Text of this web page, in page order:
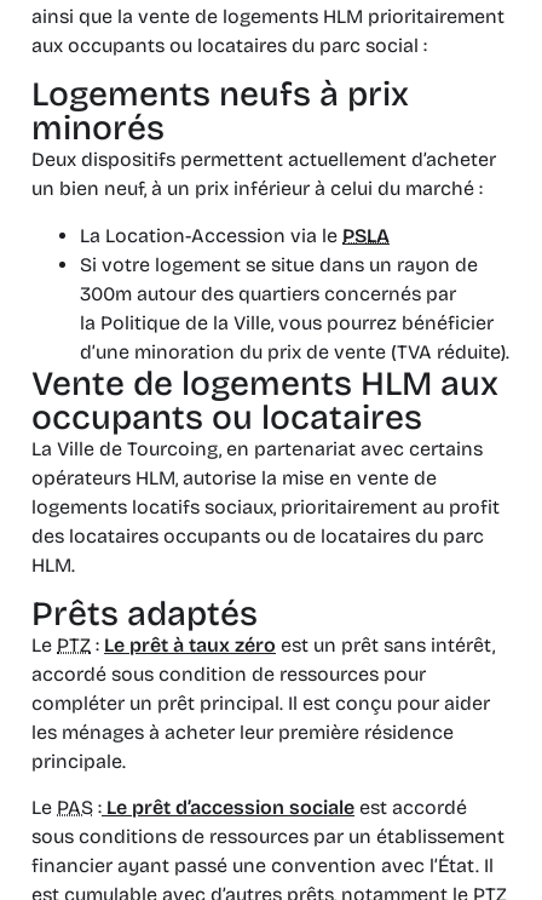
ainsi que la vente de logements HLM prioritairement
aux occupants ou locataires du parc social :
Logements neufs à prix
minorés
Deux dispositifs permettent actuellement d’acheter
un bien neuf, à un prix inférieur à celui du marché :
La Location-Accession via le PSLA
Si votre logement se situe dans un rayon de
300m autour des quartiers concernés par
la Politique de la Ville, vous pourrez bénéficier
d’une minoration du prix de vente (TVA réduite).
Vente de logements HLM aux
occupants ou locataires
La Ville de Tourcoing, en partenariat avec certains
opérateurs HLM, autorise la mise en vente de
logements locatifs sociaux, prioritairement au profit
des locataires occupants ou de locataires du parc
HLM.
Prêts adaptés
Le PTZ : Le prêt à taux zéro est un prêt sans intérêt,
accordé sous condition de ressources pour
compléter un prêt principal. Il est conçu pour aider
les ménages à acheter leur première résidence
principale.
Le PAS : Le prêt d’accession sociale est accordé
sous conditions de ressources par un établissement
financier ayant passé une convention avec l’État. Il
est cumulable avec d’autres prêts, notamment le PTZ